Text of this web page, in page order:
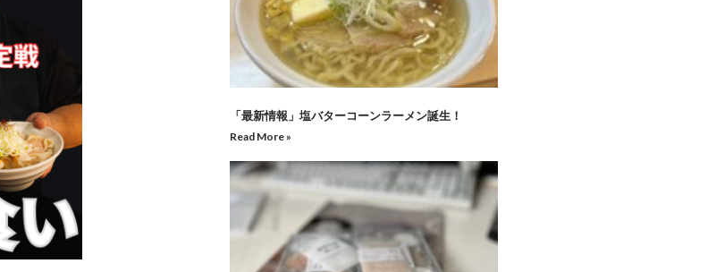
「最新情報」塩バターコーンラーメン誕生！
Read More »